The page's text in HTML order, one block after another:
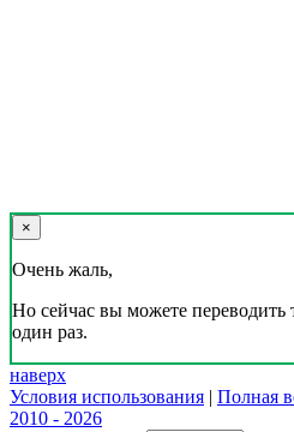
×
Очень жаль,
Но сейчас вы можете переводить
один раз.
наверх
Условия использования | Полная
2010 - 2026